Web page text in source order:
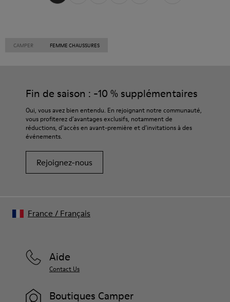
CAMPER FEMME CHAUSSURES
Fin de saison : -10 % supplémentaires
Oui, vous avez bien entendu. En rejoignant notre communauté,
vous profiterez d’avantages exclusifs, notamment de
réductions, d’accès en avant-première et d’invitations à des
événements.
Rejoignez-nous
Aide
Contact Us
Boutiques Camper
France / Français